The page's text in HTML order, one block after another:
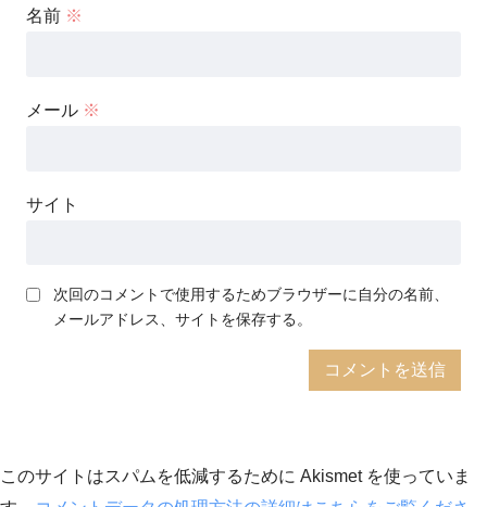
名前 ※
メール ※
サイト
次回のコメントで使用するためブラウザーに自分の名前、
メールアドレス、サイトを保存する。
このサイトはスパムを低減するために Akismet を使っていま